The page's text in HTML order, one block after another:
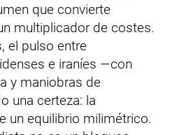
que convierte
multiplicador de costes.
el pulso entre
e iraníes —con
y maniobras de
una certeza: la
un equilibrio milimétrico.